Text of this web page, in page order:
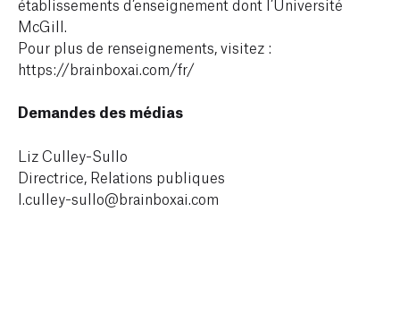
McGill.
Pour plus de renseignements, visitez :
https://brainboxai.com/fr/
Demandes des médias
Liz Culley-Sullo
Directrice, Relations publiques
l.culley-sullo@brainboxai.com